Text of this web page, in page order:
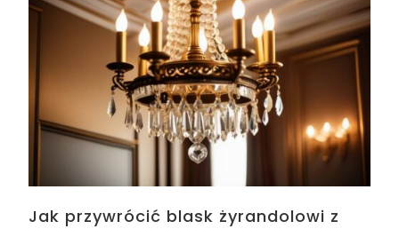
Jak przywrócić blask żyrandolowi z